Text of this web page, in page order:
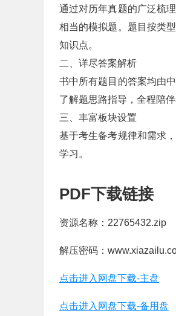
通过对历年真题的广泛梳
相当的模拟题。题目按类
知识点。
二、详尽答案解析
书中所有题目的答案均由
了解题思路指导，全程陪
三、丰富板块设置
基于考生备考规律和需求
学习。
PDF下载链接
资源名称：22765432.zip
解压密码：
点击进入网盘下载-主盘
点击进入网盘下载-备用盘